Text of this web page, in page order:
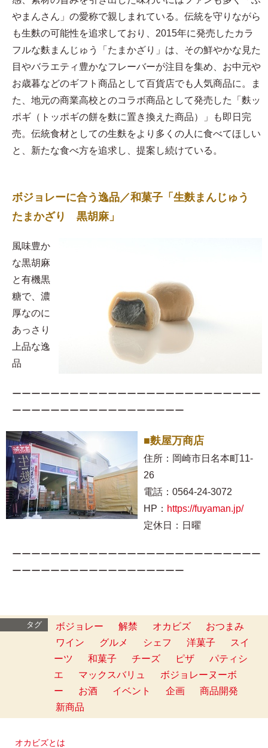
やまんさん」の愛称で親しまれている。伝統を守りながら
も生麩の可能性を追求しており、2015年に発売したカラ
フルな麩まんじゅう「たまかざり」は、その鮮やかな見た
目やバラエティ豊かなフレーバーが注目を集め、お中元や
お歳暮などのギフト商品として百貨店でも人気商品に。ま
た、地元の商業高校とのコラボ商品として発売した「麩ッ
ポギ（トッポギの餅を麩に置き換えた商品）」も即日完
売。伝統食材としての生麩をより多くの人に食べてほしい
と、新たな食べ方を追求し、提案し続けている。
ボジョレーに合う逸品／和菓子「生麩まんじゅう
たまかざり 黒胡麻」
風味豊か
な黒胡麻
と有機黒
糖で、濃
厚なのに
あっさり
上品な逸
品
ーーーーーーーーーーーーーーーーーーーーーーーーーー
ーーーーーーーーーーーーーーーーーー
■麩屋万商店
住所：岡崎市日名本町11-
26
電話：0564-24-3072
HP： https://fuyaman.jp/
定休日：日曜
ーーーーーーーーーーーーーーーーーーーーーーーーーー
ーーーーーーーーーーーーーーーーーー
タグ ボジョレー 解禁 オカビズ
おつまみ
ワイン
グルメ シェフ 洋菓子
スイ
ーツ
和菓子 チーズ ピザ
パティシ
エ
マックスバリュ
ボジョレーヌーボ
ー
お酒 イベント 企画
商品開発
新商品
オカビズとは